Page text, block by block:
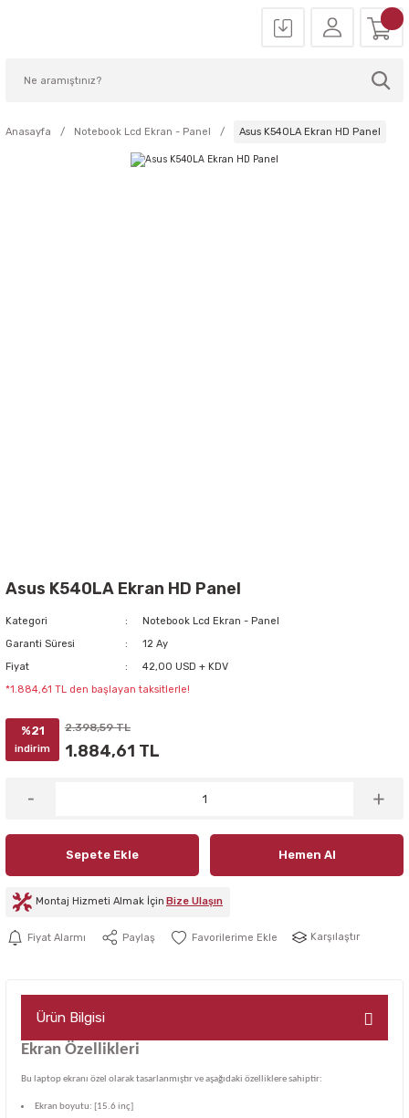
Anasayfa Notebook Lcd Ekran - Panel Asus K540LA Ekran HD Panel
Asus K540LA Ekran HD Panel
Kategori
Notebook Lcd Ekran - Panel
Garanti Süresi
12 Ay
Fiyat
42,00 USD + KDV
*1.884,61 TL den başlayan taksitlerle!
%21
indirim
2.398,59 TL
1.884,61 TL
Sepete Ekle Hemen Al
Montaj Hizmeti Almak İçin Bize Ulaşın
Fiyat Alarmı Paylaş Karşılaştır
Ürün Bilgisi
Ekran Özellikleri
Bu laptop ekranı özel olarak tasarlanmıştır ve aşağıdaki özelliklere sahiptir:
Ekran boyutu: [15.6 inç]